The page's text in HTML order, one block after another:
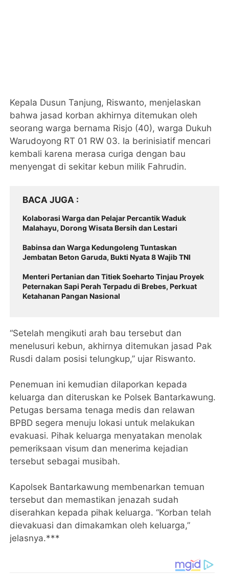
Kepala Dusun Tanjung, Riswanto, menjelaskan
bahwa jasad korban akhirnya ditemukan oleh
seorang warga bernama Risjo (40), warga Dukuh
Warudoyong RT 01 RW 03. Ia berinisiatif mencari
kembali karena merasa curiga dengan bau
menyengat di sekitar kebun milik Fahrudin.
BACA JUGA
Kolaborasi Warga dan Pelajar Percantik Waduk
Malahayu, Dorong Wisata Bersih dan Lestari
Babinsa dan Warga Kedungoleng Tuntaskan
Jembatan Beton Garuda, Bukti Nyata 8 Wajib TNI
Menteri Pertanian dan Titiek Soeharto Tinjau Proyek
Peternakan Sapi Perah Terpadu di Brebes, Perkuat
Ketahanan Pangan Nasional
“Setelah mengikuti arah bau tersebut dan
menelusuri kebun, akhirnya ditemukan jasad Pak
Rusdi dalam posisi telungkup,” ujar Riswanto.
Penemuan ini kemudian dilaporkan kepada
keluarga dan diteruskan ke Polsek Bantarkawung.
Petugas bersama tenaga medis dan relawan
BPBD segera menuju lokasi untuk melakukan
evakuasi. Pihak keluarga menyatakan menolak
pemeriksaan visum dan menerima kejadian
tersebut sebagai musibah.
Kapolsek Bantarkawung membenarkan temuan
tersebut dan memastikan jenazah sudah
diserahkan kepada pihak keluarga. “Korban telah
dievakuasi dan dimakamkan oleh keluarga,”
jelasnya.***